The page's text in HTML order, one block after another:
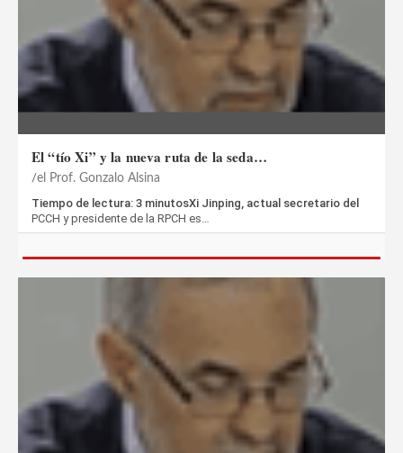
El “tío Xi” y la nueva ruta de la seda…
el Prof. Gonzalo Alsina
Tiempo de lectura: 3 minutosXi Jinping, actual secretario del
PCCH y presidente de la RPCH es…